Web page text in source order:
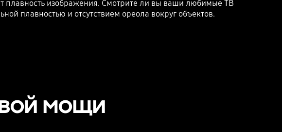
плавность изображения. Смотрите ли вы ваши любимые ТВ
плавностью и отсутствием ореола вокруг объектов.
мощи